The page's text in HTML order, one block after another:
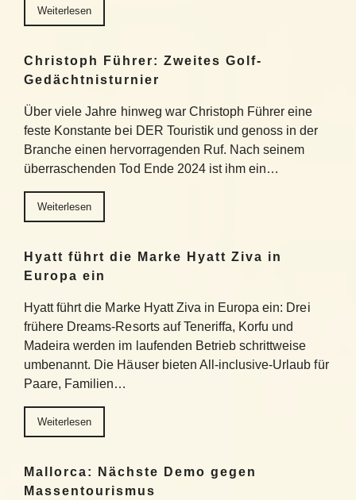
Weiterlesen
Christoph Führer: Zweites Golf-
Gedächtnisturnier
Über viele Jahre hinweg war Christoph Führer eine
feste Konstante bei DER Touristik und genoss in der
Branche einen hervorragenden Ruf. Nach seinem
überraschenden Tod Ende 2024 ist ihm ein…
Weiterlesen
Hyatt führt die Marke Hyatt Ziva in
Europa ein
Hyatt führt die Marke Hyatt Ziva in Europa ein: Drei
frühere Dreams-Resorts auf Teneriffa, Korfu und
Madeira werden im laufenden Betrieb schrittweise
umbenannt. Die Häuser bieten All-inclusive-Urlaub für
Paare, Familien…
Weiterlesen
Mallorca: Nächste Demo gegen
Massentourismus